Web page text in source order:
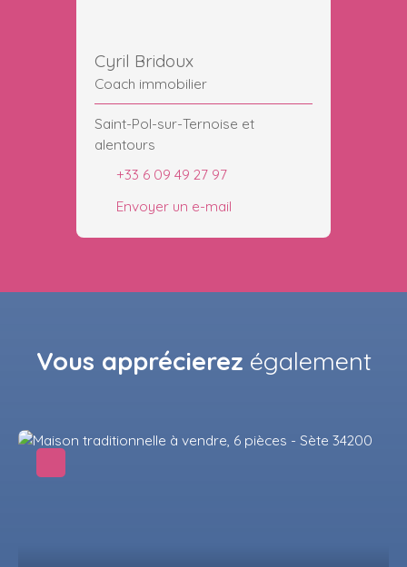
Cyril Bridoux
Coach immobilier
Saint-Pol-sur-Ternoise et
alentours
+33 6 09 49 27 97
Envoyer un e-mail
Vous apprécierez également